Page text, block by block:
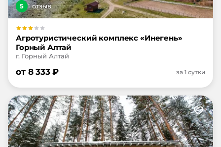
5 1отзыв
Агротуристический комплекс «Инегень»
Горный Алтай
г. Горный Алтай
от 8 333₽ за 1 сутки